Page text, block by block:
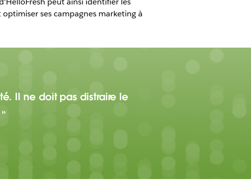
ses campagnes marketing à
Il ne doit pas distraire le